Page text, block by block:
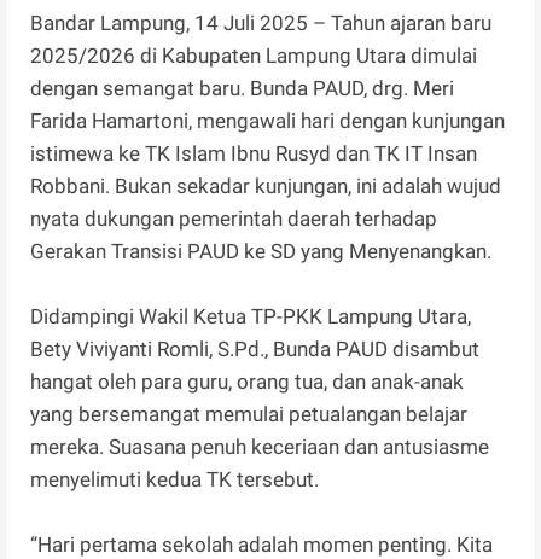
Bandar Lampung, 14 Juli 2025 – Tahun ajaran baru
2025/2026 di Kabupaten Lampung Utara dimulai
dengan semangat baru. Bunda PAUD, drg. Meri
Farida Hamartoni, mengawali hari dengan kunjungan
istimewa ke TK Islam Ibnu Rusyd dan TK IT Insan
Robbani. Bukan sekadar kunjungan, ini adalah wujud
nyata dukungan pemerintah daerah terhadap
Gerakan Transisi PAUD ke SD yang Menyenangkan.
Didampingi Wakil Ketua TP-PKK Lampung Utara,
Bety Viviyanti Romli, S.Pd., Bunda PAUD disambut
hangat oleh para guru, orang tua, dan anak-anak
yang bersemangat memulai petualangan belajar
mereka. Suasana penuh keceriaan dan antusiasme
menyelimuti kedua TK tersebut.
“Hari pertama sekolah adalah momen penting. Kita